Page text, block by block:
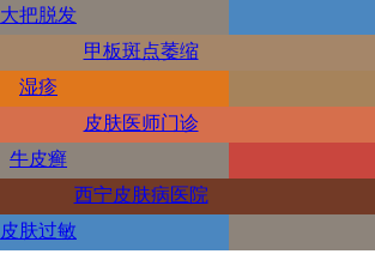
大把脱发
甲板斑点萎缩
湿疹
皮肤医师门诊
牛皮癣
西宁皮肤病医院
皮肤过敏